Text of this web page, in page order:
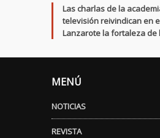
Las charlas de la
televisión reivindican en
Lanzarote la fortaleza de
MENÚ
NOTICIAS
REVISTA